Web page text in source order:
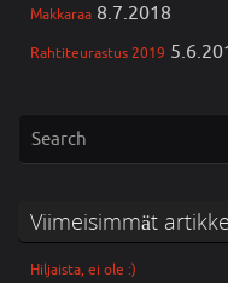
Makkaraa 8.7.2018
Rahtiteurastus 2019
Viimeisimmät
Hiljaista, ei ole :)